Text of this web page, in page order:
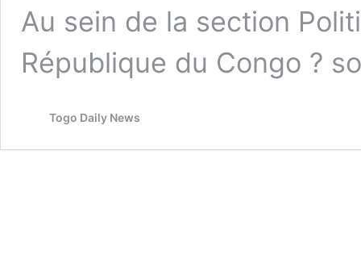
Au sein de la section
République du Congo ?
Togo Daily News